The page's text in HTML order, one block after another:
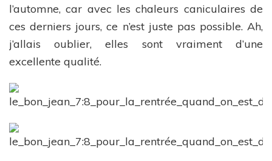
l’automne, car avec les chaleurs caniculaires de
ces derniers jours, ce n’est juste pas possible. Ah,
j’allais oublier, elles sont vraiment d’une
excellente qualité.